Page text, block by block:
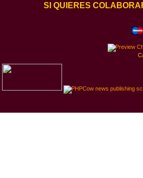
SI QUIERES